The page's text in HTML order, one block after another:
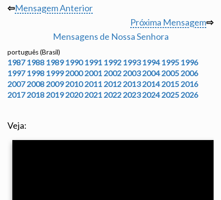
⇦Mensagem Anterior
Próxima Mensagem⇨
Mensagens de Nossa Senhora
português (Brasil)
1987 1988 1989 1990 1991 1992 1993 1994 1995 1996
1997 1998 1999 2000 2001 2002 2003 2004 2005 2006
2007 2008 2009 2010 2011 2012 2013 2014 2015 2016
2017 2018 2019 2020 2021 2022 2023 2024 2025 2026
Veja: